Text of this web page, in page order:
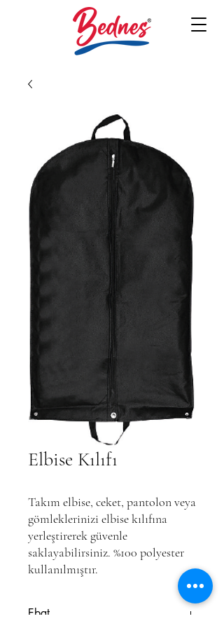
Elbise Kılıfı
Takım elbise, ceket, pantolon veya
gömleklerinizi elbise kılıfına
yerleştirerek güvenle
saklayabilirsiniz. %100 polyester
kullanılmıştır.
Ebat